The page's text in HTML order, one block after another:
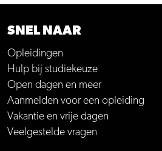
SNEL NAAR
Opleidingen
Hulp bij studiekeuze
Open dagen en meer
Aanmelden voor een opleiding
Vakantie en vrije dagen
Veelgestelde vragen